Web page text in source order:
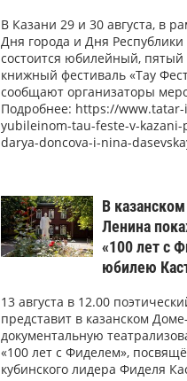
В Казани 29 и 30 августа, в
Дня города и Дня Республики
состоится юбилейный,
книжный фестиваль «Тау
сообщают организаторы
Подробнее: https://
yubileinom-tau-feste-v-
darya-doncova-i-nina-
В
Ленина
«100 лет с
юбилею
13 августа в 12.00
представит в казанском
документальную
«100 лет с Фиделем»,
кубинского лидера Фиделя